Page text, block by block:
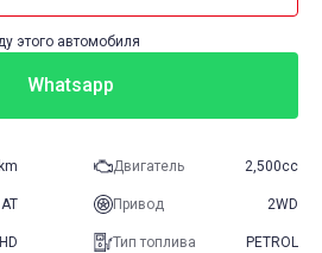
этого автомобиля
Whatsapp
Двигатель 2,500cc
AT Привод 2WD
Тип топлива PETROL